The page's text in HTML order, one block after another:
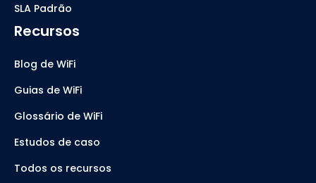
SLA Padrão
Recursos
Blog de WiFi
Guias de WiFi
Glossário de WiFi
Estudos de caso
Todos os recursos